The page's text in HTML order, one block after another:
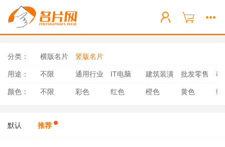
分类： 横版名片 竖版名片
用途： 不限 通用行业 IT电脑 建筑装潢 批发零售 教
颜色： 不限 彩色 红色 橙色 黄色 绿
默认 推荐